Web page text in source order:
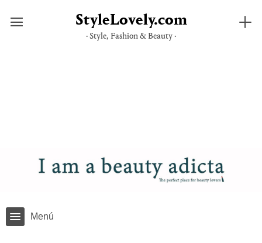
StyleLovely.com
· Style, Fashion & Beauty ·
Menú